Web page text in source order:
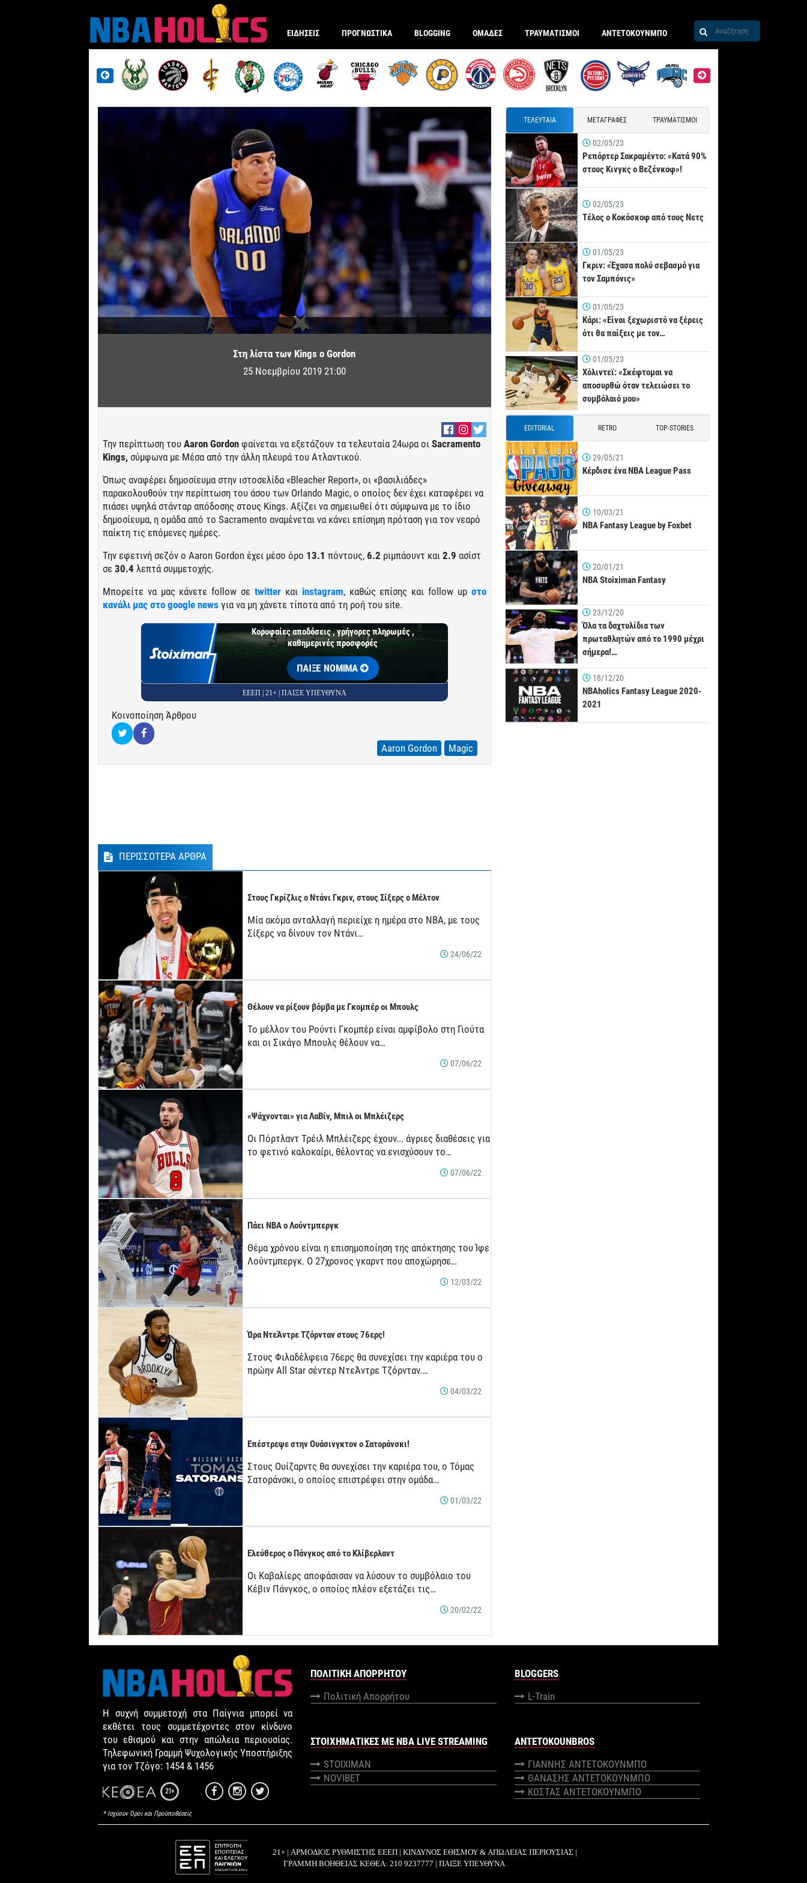
ΕΙΔΗΣΕΙΣ ΠΡΟΓΝΩΣΤΙΚΑ BLOGGING ΟΜΑΔΕΣ ΤΡΑΥΜΑΤΙΣΜΟΙ ΑΝΤΕΤΟΚΟΥΝΜΠΟ
Στη λίστα των Kings o Gordon
25 Νοεμβρίου 2019 21:00
Την περίπτωση του Aaron Gordon φαίνεται να εξετάζουν τα τελευταία 24ωρα οι Sacramento
Kings, σύμφωνα με Μέσα από την άλλη πλευρά του Ατλαντικού.
Όπως αναφέρει δημοσίευμα στην ιστοσελίδα «Bleacher Report», οι «βασιλιάδες»
παρακολουθούν την περίπτωση του άσου των Orlando Magic, ο οποίος δεν έχει καταφέρει να
πιάσει υψηλά στάνταρ απόδοσης στους Kings. Αξίζει να σημειωθεί ότι σύμφωνα με το ίδιο
δημοσίευμα, η ομάδα από το Sacramento αναμένεται να κάνει επίσημη πρόταση για τον νεαρό
παίκτη τις επόμενες ημέρες.
Την εφετινή σεζόν ο Aaron Gordon έχει μέσο όρο 13.1 πόντους, 6.2 ριμπάουντ και 2.9 ασίστ
σε 30.4 λεπτά συμμετοχής.
Μπορείτε να μας κάνετε follow σε twitter και instagram, καθώς επίσης και follow up στο
κανάλι μας στο google news για να μη χάνετε τίποτα από τη ροή του site.
Κορυφαίες αποδόσεις , γρήγορες πληρωμές ,
καθημερινές προσφορές
ΠΑΙΞΕ ΝΟΜΙΜΑ
ΕΕΕΠ | 21+ | ΠΑΙΞΕ ΥΠΕΥΘΥΝΑ
Κοινοποίηση Άρθρου
Aaron Gordon Magic
ΠΕΡΙΣΣΟΤΕΡΑ ΑΡΘΡΑ
Στους Γκρίζλις ο Ντάνι Γκριν, στους Σίξερς ο Μέλτον
Μία ακόμα ανταλλαγή περιείχε η ημέρα στο ΝΒΑ, με τους
Σίξερς να δίνουν τον Ντάνι…
24/06/22
Θέλουν να ρίξουν βόμβα με Γκομπέρ οι Μπουλς
Το μέλλον του Ρούντι Γκομπέρ είναι αμφίβολο στη Γιούτα
και οι Σικάγο Μπουλς θέλουν να…
07/06/22
«Ψάχνονται» για ΛαΒίν, Μπιλ οι Μπλέιζερς
Οι Πόρτλαντ Τρέιλ Μπλέιζερς έχουν... άγριες διαθέσεις για
το φετινό καλοκαίρι, θέλοντας να ενισχύσουν το…
07/06/22
Πάει NBA ο Λούντμπεργκ
Θέμα χρόνου είναι η επισημοποίηση της απόκτησης του Ίφε
Λούντμπεργκ. Ο 27χρονος γκαρντ που αποχώρησε…
12/03/22
Ώρα ΝτεΆντρε Τζόρνταν στους 76ερς!
Στους Φιλαδέλφεια 76ερς θα συνεχίσει την καριέρα του ο
πρώην All Star σέντερ ΝτεΆντρε Τζόρνταν.…
04/03/22
Επέστρεψε στην Ουάσινγκτον ο Σατοράνσκι!
Στους Ουίζαρντς θα συνεχίσει την καριέρα του, ο Τόμας
Σατοράνσκι, ο οποίος επιστρέφει στην ομάδα…
01/03/22
Ελεύθερος ο Πάνγκος από το Κλίβερλαντ
Οι Καβαλίερς αποφάσισαν να λύσουν το συμβόλαιο του
Κέβιν Πάνγκος, ο οποίος πλέον εξετάζει τις…
20/02/22
ΤΕΛΕΥΤΑΙΑ ΜΕΤΑΓΡΑΦΕΣ ΤΡΑΥΜΑΤΙΣΜΟΙ
02/05/23
Ρεπόρτερ Σακραμέντο: «Κατά 90%
στους Κινγκς ο Βεζένκοφ»!
02/05/23
Τέλος ο Κοκόσκοφ από τους Νετς
01/05/23
Γκριν: «Έχασα πολύ σεβασμό για
τον Σαμπόνις»
01/05/23
Κάρι: «Είναι ξεχωριστό να ξέρεις
ότι θα παίξεις με τον…
01/05/23
Χόλιντεϊ: «Σκέφτομαι να
αποσυρθώ όταν τελειώσει το
συμβόλαιό μου»
EDITORIAL RETRO TOP-STORIES
29/05/21
Κέρδισε ένα NBA League Pass
10/03/21
NBA Fantasy League by Foxbet
20/01/21
NBA Stoiximan Fantasy
23/12/20
Όλα τα δαχτυλίδια των
πρωταθλητών από το 1990 μέχρι
σήμερα!…
18/12/20
NBAholics Fantasy League 2020-
2021
Η συχνή συμμετοχή στα Παίγνια μπορεί να
εκθέτει τους συμμετέχοντες στον κίνδυνο
του εθισμού και στην απώλεια περιουσίας.
Τηλεφωνική Γραμμή Ψυχολογικής Υποστήριξης
για τον Τζόγο: 1454 & 1456
21+
* Ισχύουν Όροι και Προϋποθέσεις
ΠΟΛΙΤΙΚΉ ΑΠΟΡΡΉΤΟΥ
Πολιτική Απορρήτου
BLOGGERS
L-Train
ΣΤΟΙΧΗΜΑΤΙΚΕΣ ΜΕ NBA LIVE STREAMING
STOIXIMAN
NOVIBET
ANTETOKOUNBROS
ΓΙΑΝΝΗΣ ΑΝΤΕΤΟΚΟΥΝΜΠΟ
ΘΑΝΑΣΗΣ ΑΝΤΕΤΟΚΟΥΝΜΠΟ
ΚΩΣΤΑΣ ΑΝΤΕΤΟΚΟΥΝΜΠΟ